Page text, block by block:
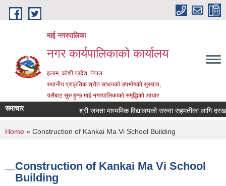
Skip to main content
माई नगरपालिका
नगर कार्यपालिकाको कार्यालय
इलाम, कोशी प्रदेश, नेपाल
स्थानीय प्राकृतिक श्रोत साधनको उपभोगको सुरुवात,
यसैबाट सुरु हुन्छ माई नगरपालिकाको समृद्धिको आधार
समाचार श्री जनता माध्यमिक विद्यालयको सरुवा सहमतीका लागि
You are here
Home » Construction of Kankai Ma Vi School Building
Construction of Kankai Ma Vi School
Building